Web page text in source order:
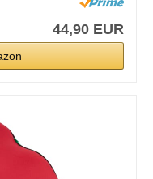
44,90 EUR